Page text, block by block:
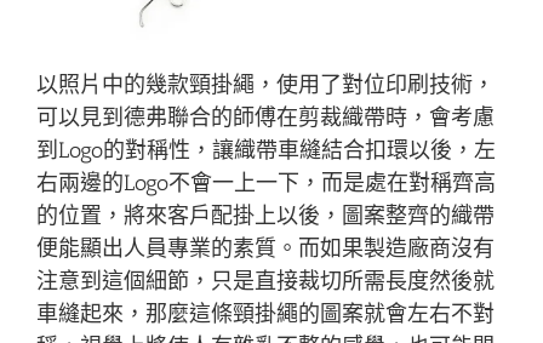
以照片中的幾款頸掛繩，使用了對位印刷技術，
可以見到德弗聯合的師傅在剪裁織帶時，會考慮
到Logo的對稱性，讓織帶車縫結合扣環以後，左
右兩邊的Logo不會一上一下，而是處在對稱齊高
的位置，將來客戶配掛上以後，圖案整齊的織帶
便能顯出人員專業的素質。而如果製造廠商沒有
注意到這個細節，只是直接裁切所需長度然後就
車縫起來，那麼這條頸掛繩的圖案就會左右不對